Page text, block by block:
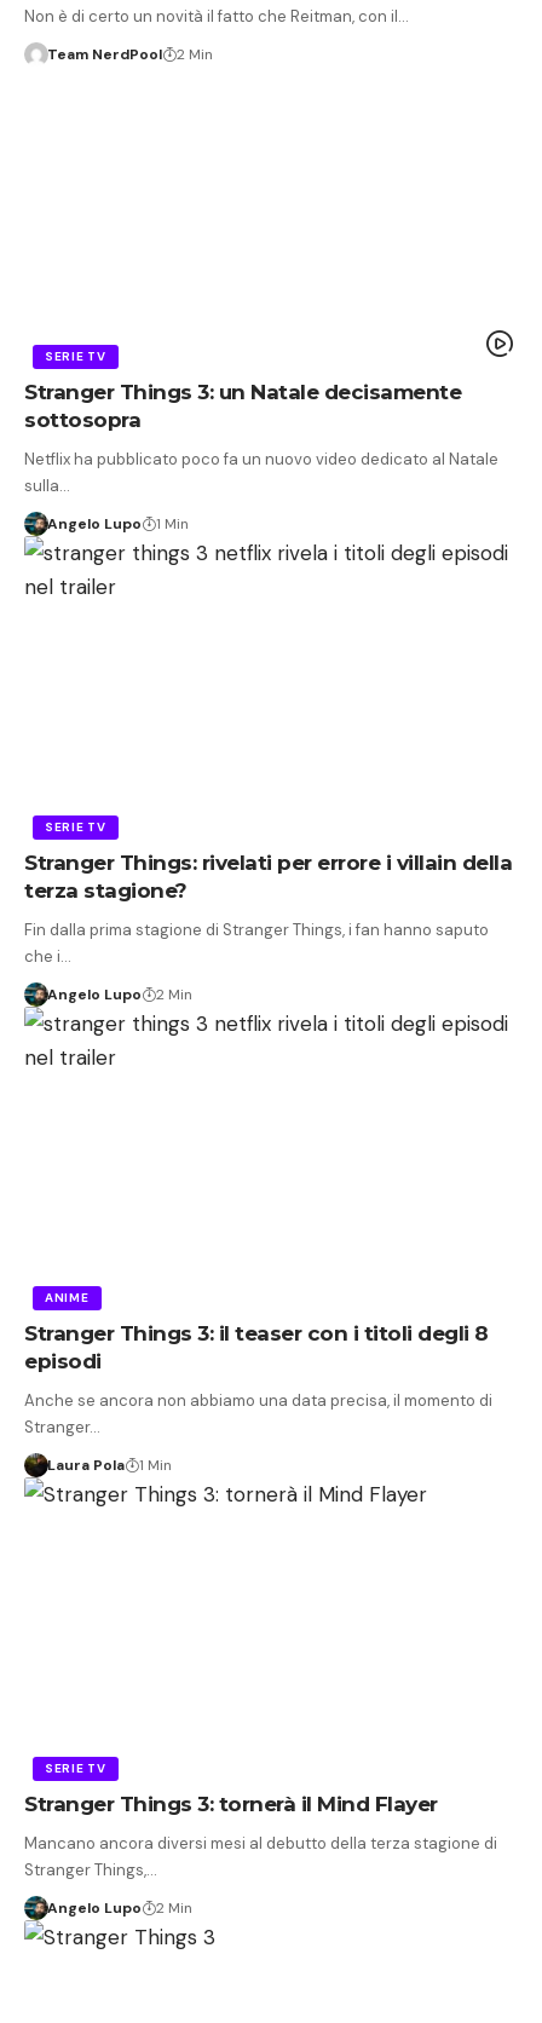
Non è di certo un novità il fatto che Reitman, con il…
Team NerdPool 2 Min
SERIE TV
Stranger Things 3: un Natale decisamente
sottosopra
Netflix ha pubblicato poco fa un nuovo video dedicato al Natale
sulla…
Angelo Lupo 1 Min
SERIE TV
Stranger Things: rivelati per errore i villain della
terza stagione?
Fin dalla prima stagione di Stranger Things, i fan hanno saputo
che i…
Angelo Lupo 2 Min
ANIME
Stranger Things 3: il teaser con i titoli degli 8
episodi
Anche se ancora non abbiamo una data precisa, il momento di
Stranger…
Laura Pola 1 Min
SERIE TV
Stranger Things 3: tornerà il Mind Flayer
Mancano ancora diversi mesi al debutto della terza stagione di
Stranger Things,…
Angelo Lupo 2 Min